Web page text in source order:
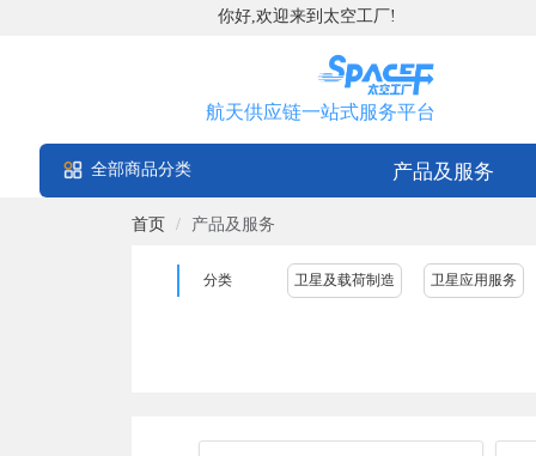
你好,欢迎来到太空工厂!
航天供应链一站式服务平台
全部商品分类 产品及服务
首页 / 产品及服务
分类 卫星及载荷制造 卫星应用服务